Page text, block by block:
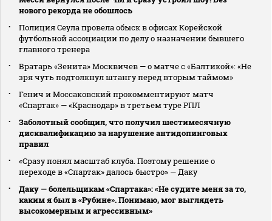
нового рекорда не обошлось
Полиция Сеула провела обыск в офисах Корейской
футбольной ассоциации по делу о назначении бывшего
главного тренера
Вратарь «Зенита» Москвичев — о матче с «Балтикой»: «Не
зря чуть подтолкнул штангу перед вторым таймом»
Генич и Моссаковский прокомментируют матч
«Спартак» — «Краснодар» в третьем туре РПЛ
Заболотный сообщил, что получил шестимесячную
дисквалификацию за нарушение антидопинговых
правил
«Сразу понял масштаб клуба. Поэтому решение о
переходе в «Спартак» далось быстро» — Даку
Даку — болельщикам «Спартака»: «Не судите меня за то,
каким я был в «Рубине». Понимаю, мог выглядеть
высокомерным и агрессивным»